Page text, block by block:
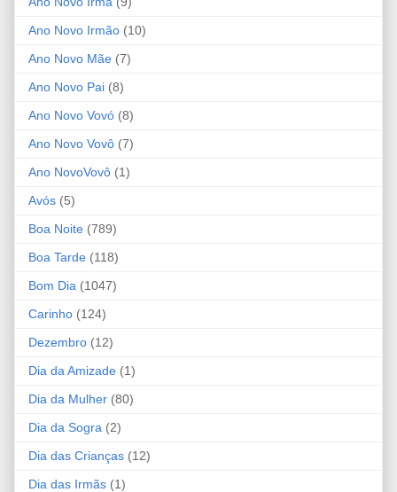
Ano Novo Irmão (10)
Ano Novo Mãe (7)
Ano Novo Pai (8)
Ano Novo Vovó (8)
Ano Novo Vovô (7)
Ano NovoVovô (1)
Avós (5)
Boa Noite (789)
Boa Tarde (118)
Bom Dia (1047)
Carinho (124)
Dezembro (12)
Dia da Amizade (1)
Dia da Mulher (80)
Dia da Sogra (2)
Dia das Crianças (12)
Dia das Irmãs (1)